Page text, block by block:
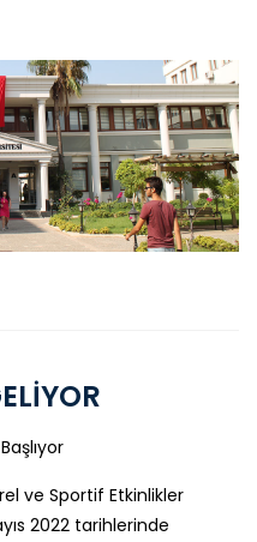
ve Sportif Etkinlikler
2022 tarihlerinde